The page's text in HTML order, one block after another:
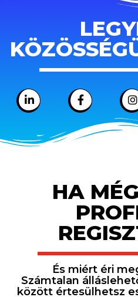
HA
És miért éri
Számtalan
között értesülhetsz